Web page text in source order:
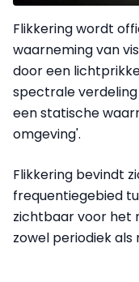
Flikkering wordt
waarneming van
door een
spectrale
een statische
omgeving'.
Flikkering bevindt
frequentiegebied
zichtbaar voor het
zowel periodiek als